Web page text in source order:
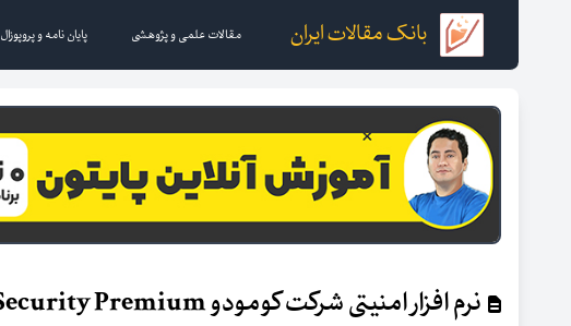
بانک مقالات ایران مقالات علمی و پژوهشی پایان نامه و پروپوزال
نرم افزار امنیتی شرکت کومودو Comodo Internet Security Premium